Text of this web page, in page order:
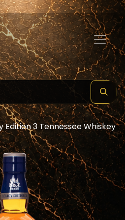
Edition 3 Tennessee Whiskey